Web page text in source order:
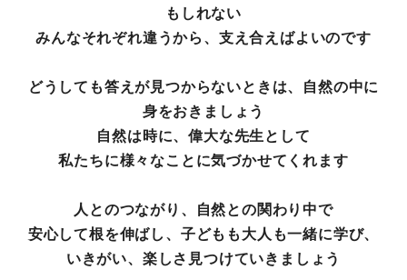
もしれない
みんなそれぞれ違うから、支え合えばよいのです
どうしても答えが見つからないときは、 自然の中に
身をおきましょう
自然は時に、偉大な先生として
私たちに様々なことに気づかせてくれます
人とのつながり、自然との関わり中で
安心して根を伸ばし、子どもも大人も一緒に学び、
いきがい、楽しさ見つけていきましょう